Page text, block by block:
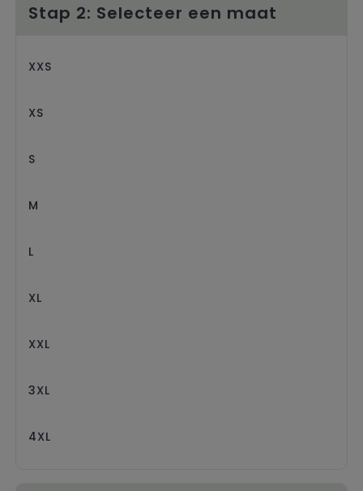
Stap 2: Selecteer een maat
XXS
XS
S
M
L
XL
XXL
3XL
4XL